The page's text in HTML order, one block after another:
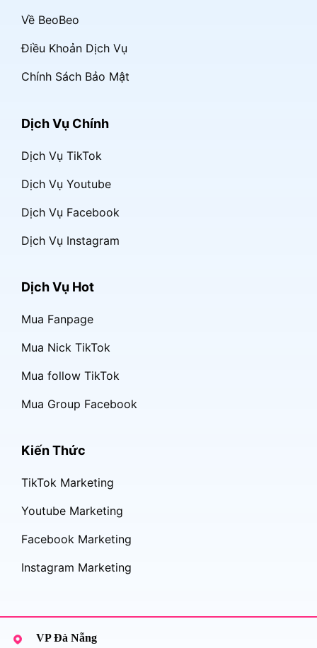
Về BeoBeo
Điều Khoản Dịch Vụ
Chính Sách Bảo Mật
Dịch Vụ Chính
Dịch Vụ TikTok
Dịch Vụ Youtube
Dịch Vụ Facebook
Dịch Vụ Instagram
Dịch Vụ Hot
Mua Fanpage
Mua Nick TikTok
Mua follow TikTok
Mua Group Facebook
Kiến Thức
TikTok Marketing
Youtube Marketing
Facebook Marketing
Instagram Marketing
VP Đà Nẵng